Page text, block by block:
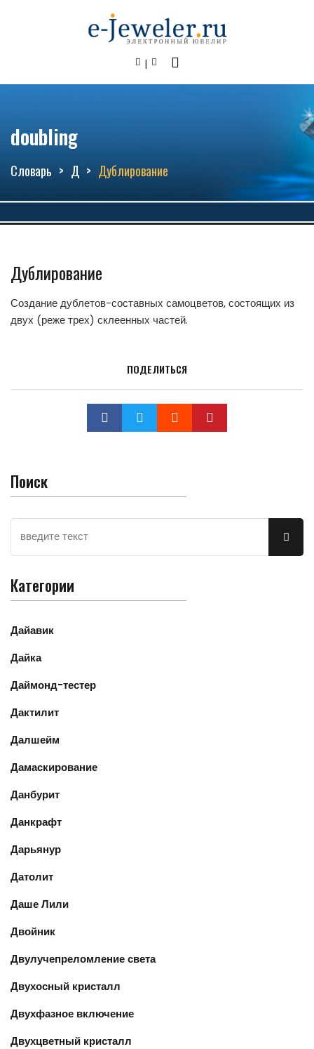
doubling
Словарь Д Дублирование
Дублирование
Создание дублетов-составных самоцветов, состоящих из
двух (реже трех) склеенных частей.
ПОДЕЛИТЬСЯ
Поиск
Категории
Дайавик
Дайка
Даймонд-тестер
Дактилит
Далшейм
Дамаскирование
Данбурит
Данкрафт
Дарьянур
Датолит
Даше Лили
Двойник
Двулучепреломление света
Двухосный кристалл
Двухфазное включение
Двухцветный кристалл